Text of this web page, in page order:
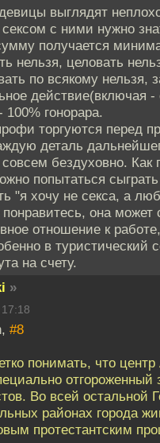
выглядят
с ними нужно
получается
нельзя, целовать
по всякому нельзя,
действие(включая
100% гонорара.
торгуются перед
деталь
бездуховно. Как
попытаться сыграть
"я хочу не секса, а
она может
отношение к
в туристический
на счету.
»
#8
понимать, что
отгороженный
Во всей остальной
районах города
протестантским